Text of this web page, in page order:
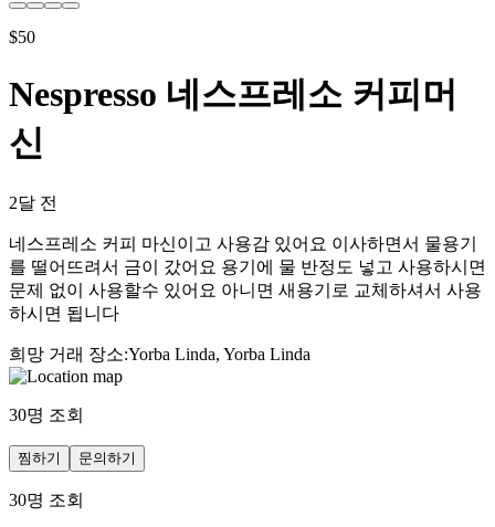
$50
Nespresso 네스프레소 커피머
신
2달 전
네스프레소 커피 마신이고 사용감 있어요 이사하면서 물용기
를 떨어뜨려서 금이 갔어요 용기에 물 반정도 넣고 사용하시면
문제 없이 사용할수 있어요 아니면 새용기로 교체하셔서 사용
하시면 됩니다
희망 거래 장소:Yorba Linda, Yorba Linda
30명 조회
찜하기 문의하기
30명 조회